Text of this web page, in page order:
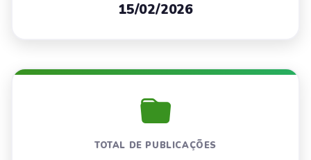
15/02/2026
TOTAL DE PUBLICAÇÕES